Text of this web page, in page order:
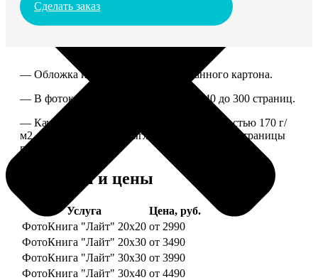
Сделать заказ
— Обложка из твердого ламинированного картона.
— В фотокниге можно разместить от 40 до 300 страниц.
— Качественная мелованная бумага плотностью 170 г/
м2, то есть страницы выглядят, как плотные страницы
глянцевого журнала.
Форматы и цены
Услуга
Цена, руб.
ФотоКнига "Лайт" 20x20 от 2990
ФотоКнига "Лайт" 20x30 от 3490
ФотоКнига "Лайт" 30x30 от 3990
ФотоКнига "Лайт" 30x40 от 4490